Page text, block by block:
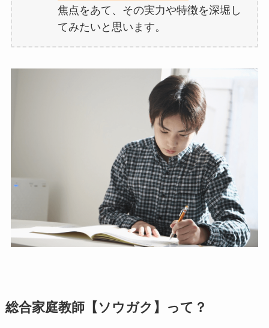
焦点をあて、その実力や特徴を深堀し
てみたいと思います。
総合家庭教師【ソウガク】って？